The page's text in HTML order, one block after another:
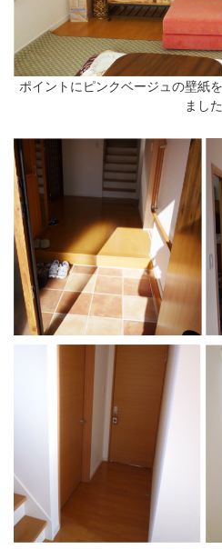
ポイントにピンクベージュの壁紙
ました